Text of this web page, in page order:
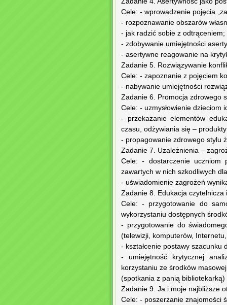
Cele: - wprowadzenie pojęcia
- rozpoznawanie obszarów
- jak radzić sobie z odtrąceniem;
- zdobywanie umiejętności
- asertywne reagowanie na
Zadanie 5. Rozwiązywanie
Cele: - zapoznanie z pojęciem
- nabywanie umiejętności
Zadanie 6. Promocja zdrowego
Cele: - uzmysłowienie dzieciom
- przekazanie elementów
czasu, odżywiania się –
- propagowanie zdrowego stylu
Zadanie 7. Uzależnienia –
Cele: - dostarczenie uczniom
zawartych w nich szkodliwych
- uświadomienie zagrożeń
Zadanie 8. Edukacja czytelnicza
Cele: - przygotowanie do
wykorzystaniu dostępnych
- przygotowanie do
(telewizji, komputerów,
- kształcenie postawy szacunku
- umiejętność krytycznej
korzystaniu ze środków
(spotkania z panią bibliotekarką)
Zadanie 9. Ja i moje najbliższe
Cele: - poszerzanie znajomości